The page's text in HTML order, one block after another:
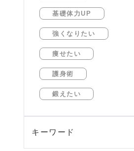
基礎体力UP
強くなりたい
痩せたい
護身術
鍛えたい
キーワード